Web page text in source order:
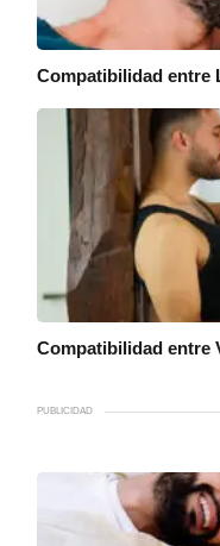
Compatibilidad entre
Compatibilidad entre
PUBLICIDAD